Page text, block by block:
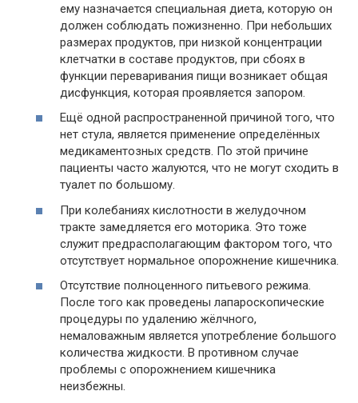
ему назначается специальная диета, которую он
должен соблюдать пожизненно. При небольших
размерах продуктов, при низкой концентрации
клетчатки в составе продуктов, при сбоях в
функции переваривания пищи возникает общая
дисфункция, которая проявляется запором.
Ещё одной распространенной причиной того, что
нет стула, является применение определённых
медикаментозных средств. По этой причине
пациенты часто жалуются, что не могут сходить в
туалет по большому.
При колебаниях кислотности в желудочном
тракте замедляется его моторика. Это тоже
служит предрасполагающим фактором того, что
отсутствует нормальное опорожнение кишечника.
Отсутствие полноценного питьевого режима.
После того как проведены лапароскопические
процедуры по удалению жёлчного,
немаловажным является употребление большого
количества жидкости. В противном случае
проблемы с опорожнением кишечника
неизбежны.